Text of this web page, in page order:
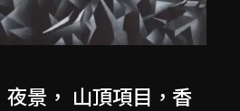
夜景， 山頂項目，香